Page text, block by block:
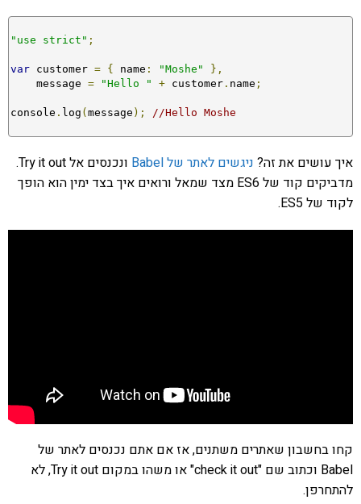
"use strict" ;
var customer = { name : "Moshe"
},
    message
= "Hello " + customer . name ;
console . log ( message ); //Hello Moshe
איך עושים את זה? ניגשים לאתר של Babel
ונכנסים אל Try it out.
מדביקים קוד של ES6 מצד שמאל ורואים איך בצד ימין הוא הופך
לקוד של ES5.
קחו בחשבון שאתרים משתנים, אז אם אתם נכנסים לאתר של
Babel וכתוב שם "check it out" או משהו במקום Try it out, לא
להתחרפן.